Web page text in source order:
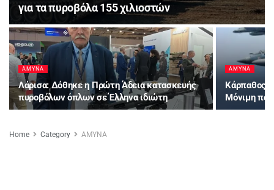
για τα πυροβόλα 155 χιλιοστών
ΑΜΥΝΑ
Λάρισα: Δόθηκε η Πρώτη Άδεια κατασκευής
πυροβόλων όπλων σε Έλληνα ιδιώτη
ΑΜΥΝΑ
Κάρπαθος:
Μόνιμη
Home Category ΑΜΥΝΑ